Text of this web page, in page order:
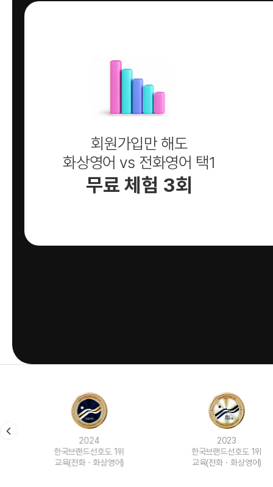
회원가입만 해도
화상영어 vs 전화영어 택1
무료 체험 3회
한국브랜드선호도 1위
교육(전화ㆍ화상영어)
한국브랜드선호도 1위
교육(전화ㆍ화상영어)